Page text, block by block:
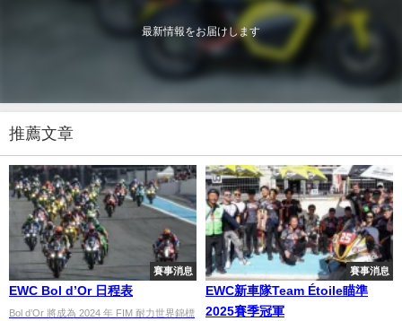
最新情報をお届けします
推薦文章
賽事消息
EWC Bol d’Or 日程表
Bol d’Or 將成為 2024 年 FIM 耐力世界錦標
賽事消息
EWC新車隊Team Étoile瞄準
2025賽季冠軍